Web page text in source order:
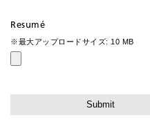
Resumé
※最大アップロードサイズ: 10 MB